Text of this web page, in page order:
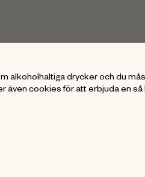
alkoholhaltiga drycker och du
även cookies för att erbjuda en så